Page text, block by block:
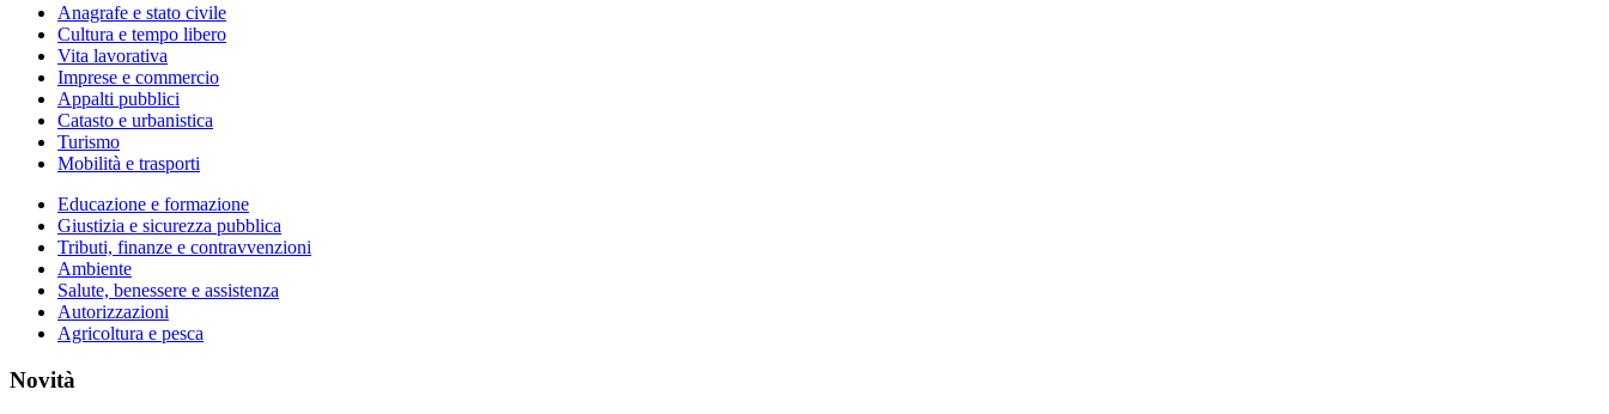
Anagrafe e stato civile
Cultura e tempo libero
Vita lavorativa
Imprese e commercio
Appalti pubblici
Catasto e urbanistica
Turismo
Mobilità e trasporti
Educazione e formazione
Giustizia e sicurezza pubblica
Tributi, finanze e contravvenzioni
Ambiente
Salute, benessere e assistenza
Autorizzazioni
Agricoltura e pesca
Novità